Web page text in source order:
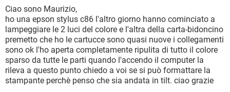
HARDWARE
INSTAGRAM
TIKTOK FACEBOOK
HARDWARE
iOS
INSTAGRAM WHATSAPP
TIKTOK FACEBOOK
HARDWARE
COVID-19
INTRATTENIMENTO ANDROID
iOS WINDOWS 10
INSTAGRAM WHATSAPP
TIKTOK FACEBOOK
Ciao sono Maurizio,
ho una epson stylus c86 l'altro giorno hanno cominciato a
lampeggiare le 2 luci del colore e l'altra della carta-bidoncino
premetto che ho le cartucce sono quasi nuove i collegamenti
sono ok l'ho aperta completamente ripulita di tutto il colore
sparso da tutte le parti quando l'accendo il computer la
rileva a questo punto chiedo a voi se si può formattare la
stampante perchè penso che sia andata in tilt. ciao grazie